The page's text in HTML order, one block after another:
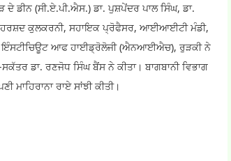
(ਸੀ.ਏ.ਪੀ.ਐਸ.) ਡਾ. ਪੁਸ਼ਪੇਂਦਰ ਪਾਲ ਸਿੰਘ, ਡਾ.
ਕੁਲਕਰਨੀ, ਸਹਾਇਕ ਪ੍ਰੋਫੈਸਰ, ਆਈਆਈਟੀ ਮੰਡੀ,
ਆਫ ਹਾਈਡ੍ਰੋਲੋਜੀ (ਐਨਆਈਐਚ), ਰੁੜਕੀ ਨੇ
ਡਾ. ਰਣਜੋਧ ਸਿੰਘ ਬੈਂਸ ਨੇ ਕੀਤਾ। ਬਾਗਬਾਨੀ ਵਿਭਾਗ
ਰਾਏ ਸਾਂਝੀ ਕੀਤੀ।